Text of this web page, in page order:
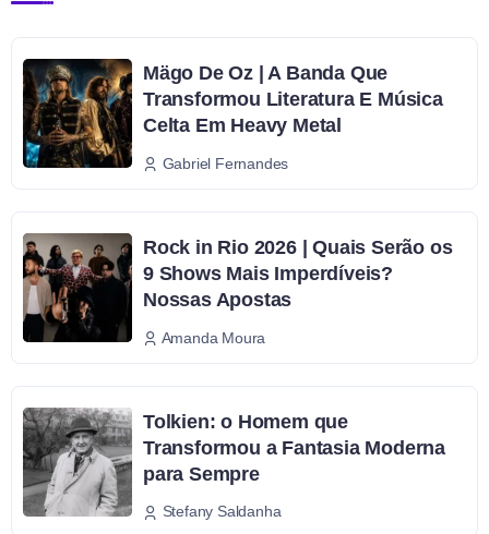
Mägo De Oz | A Banda Que
Transformou Literatura E Música
Celta Em Heavy Metal
Gabriel Fernandes
Rock in Rio 2026 | Quais Serão os
9 Shows Mais Imperdíveis?
Nossas Apostas
Amanda Moura
Tolkien: o Homem que
Transformou a Fantasia Moderna
para Sempre
Stefany Saldanha